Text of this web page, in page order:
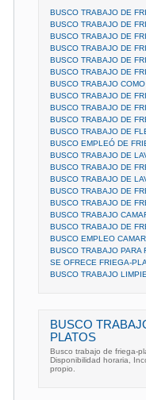
BUSCO TRABAJO DE
BUSCO TRABAJO DE
BUSCO TRABAJO DE
BUSCO TRABAJO DE
BUSCO TRABAJO DE
BUSCO TRABAJO DE
BUSCO TRABAJO
BUSCO TRABAJO DE
BUSCO TRABAJO DE
BUSCO TRABAJO DE
BUSCO TRABAJO DE
BUSCO EMPLEÓ DE
BUSCO TRABAJO DE
BUSCO TRABAJO DE
BUSCO TRABAJO DE
BUSCO TRABAJO DE
BUSCO TRABAJO DE
BUSCO TRABAJO
BUSCO TRABAJO DE
BUSCO EMPLEO
BUSCO TRABAJO PARA
SE OFRECE FRIEGA-
BUSCO TRABAJO
BUSCO
PLATOS
Busco trabajo de friega-
Disponibilidad horaria,
propio.